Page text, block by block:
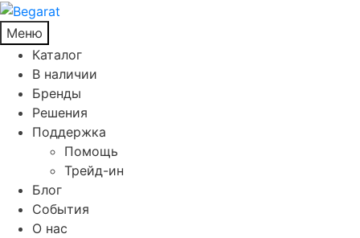
Меню
Каталог
В наличии
Бренды
Решения
Поддержка
Помощь
Трейд-ин
Блог
События
О нас